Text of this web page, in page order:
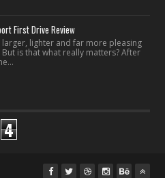
First Drive Review
larger, lighter and far more pleasing
is that what really matters? After
4